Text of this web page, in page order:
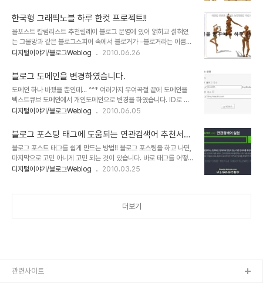
취지의 글 또한 아닙니다. 과거로부터 ..
고, 알고 있는것도 제대로 적용될 수 있다는 확신이라든지 판단력에 있
어서 현재 보다는 뒤떨어질 수 밖에 없었기 때문입니다. 아마도 그건
경험을 해본 것과 그렇지 않은 것의 차이라고 할 수도 있을지도 모르겠
습니다. 그래서 나름대로 그간의 경험에 비추어 블로그를 제대로 운영
하고자 하는 경우에 어떻게 하면 좋은지를 정리해 보고자 생각했었습
을 작성하게 됩니다. 작성하는 글의 내용이 ..
한국형 그래픽노블 하루 한컷 프로젝트!!
올포스트 칼럼리스트 추천릴레이 블로그 운영에 있어 얽히고 섥혀있
는 그물망과 같은 블로그스피어 속에서 블로거가 -블로거라는 이름이
좋은 건 누구라도 해당될 수 있기 때문이기도 합니다. 이름만으로 평등
향이 미미할지는 몰라도 블로그 활성화에도 도움이 될 수 있고, 또 좋
은 블로거를 -착한 사람이라는 의미 이외에 여러가지 의미를 포함하
여- 더많은 사람들에게 알릴 수 있는 순수한 계기가 마련된다는 점에
서 그 의미가 있다고 생각합니다. 미래의 대안적 미디어라는 측면에서
도... 얼마 전 수다공작소라는 블로그를 운영하고 계신 soodaa님께
제목으로 부족한 이곳 블로그를 소개해..
디지털이야기/블로그Weblog 2010.06.26
블로그 도메인을 변경하였습니다.
도메인 하나 바꿨을 뿐인데... ^^* 여러가지 우여곡절 끝에 도메인을
텍스트큐브 도메인에서 개인도메인으로 변경을 하였습니다. ID로 사
용하고 있는 "hisastro"를 사용하여 hisastro.com
경하게 된 이유가 텍스트큐브 통합 공지에 따른 영향이 없다고는 할 수
없습니다만, 여러모로 블로그를 좀더 애착있게 운영하고자 하는 입장
에서 그동안 고민해왔던 사항이었던 것인데, 이제서야 실행하게 되다
보니... 도메인 주소 선택에 있어서는 기존에 보유하고 있던
0gan.com 등의 도메인을 활용할 것인지... 아니면, 개인 아이디를
디지털이야기/블로그Weblog 2010.06.05
블로그 포스팅 태그에 도움되는 연관검색어 추천서비
스
블로그 포스트 태그를 쉽게 만드는 방법!! 블로그 포스팅을 하고 나면,
마지막으로 고민 아니게 고민 되는 것이 있습니다. 바로 태그를 어떻게
기입해야하나라는 것인데... 특히, 포스트가 발행된 후 많은 분들이 보
간단하게 발행하는 포스트 주제와 연관있는 단어를 기입하면 된다고
디지털이야기/블로그Weblog 2010.03.25
더보기
관련사이트